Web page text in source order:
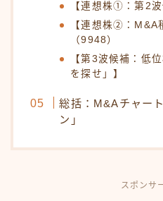
【連想株①：第2
【連想株②：M&A
（9948）
【第3波候補：低
を探せ」】
総括：M&Aチャー
ン」
スポンサ